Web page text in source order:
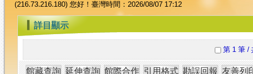
加
值
系
統
(216.73.216.180) 您好！臺灣時間：2026/08/07 17:12
::: 詳目顯示
第 1 筆 /